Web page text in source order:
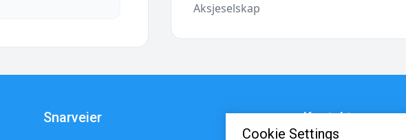
Aksjeselskap
Cookie Settings
Snarveier Kontakt